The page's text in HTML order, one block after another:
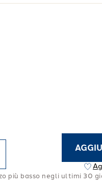
più basso negli ultimi 30